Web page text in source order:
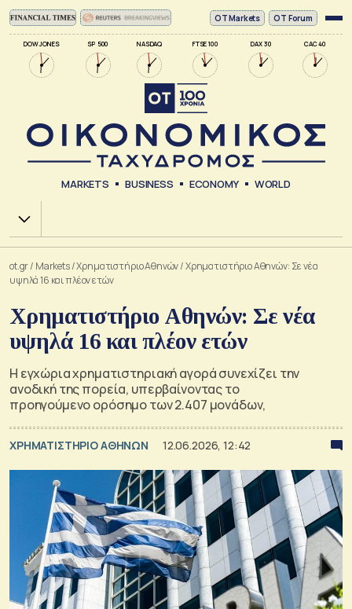
DOW JONES SP 500 NASDAQ FTSE 100 DAX 30 CAC 40
ΟΤ Markets OT Forum
MARKETS BUSINESS ECONOMY WORLD
Χ.Α.
ot.gr/ Markets/Xρηματιστήριο Αθηνών/Χρηματιστήριο Αθηνών: Σε νέα
υψηλά 16 και πλέον ετών
Χρηματιστήριο Αθηνών: Σε νέα
υψηλά 16 και πλέον ετών
Η εγχώρια χρηματιστηριακή αγορά συνεχίζει την
ανοδική της πορεία, υπερβαίνοντας το
προηγούμενο ορόσημο των 2.407 μονάδων,
XΡΗΜΑΤΙΣΤΗΡΙΟ ΑΘΗΝΩΝ 12.06.2026, 12:42